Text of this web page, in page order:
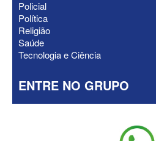
Policial
Política
Religião
Saúde
Tecnologia e Ciência
ENTRE NO GRUPO